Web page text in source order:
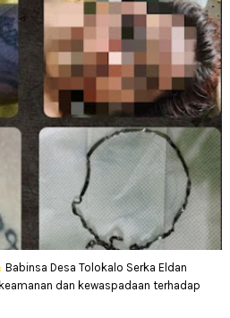
Babinsa Desa Tolokalo Serka Eldan
dan kewaspadaan terhadap